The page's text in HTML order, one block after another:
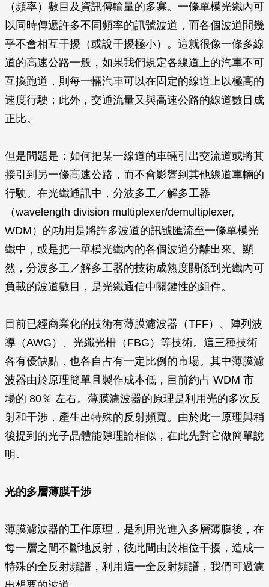
（頻率）數目及資訊傳輸量的多寡。一條單模光纖內可
以同時傳遞許多不同頻率的訊號波道，而各個波道間幾
乎不會相互干擾（或說干擾極小）。這就很像一條多線
道的高速公路一般，如果我們規定各線道上的汽車不可
互換跑道，則每一輛汽車可以在固定的線道上以極高的
速度行駛；此外，交通流量又與高速公路的線道數目成
正比。
但是問題是：如何把某一線道的車輛引出交流道或將其
接引到另一條高速公路，而不會影響到其他線道車輛的
行駛。在光纖通訊中，分波多工／解多工器
（wavelength division multiplexer/demultiplexer,
WDM）的功用是將許多波道的訊號匯流至一條單模光
纖中，或是把一單模光纖內的各個波道分離出來。顯
然，分波多工／解多工器的技術成熟度關係到光纖內可
負載的波道數目，是光纖通信中關鍵性的組件。
目前已經商業化的技術有薄膜濾波器（TFF）、陣列波
導（AWG）、光纖光柵（FBG）等技術。這三種技術
各有優缺點，也各自占有一定比例的市場。其中薄膜濾
波器由於原理簡單且製作成本低，目前約占 WDM 市
場的 80％ 左右。薄膜濾波器的原理是利用光的多次反
射和干涉，產生出特殊的反射頻寬。由於此一原理與稍
後提到的光子晶體能隙理論相似，在此先對它做簡單說
明。
光的多層薄膜干涉
薄膜濾波器的工作原理，是利用光進入多層薄膜後，在
每一層之間不斷地反射，彼此間由於相位干擾，造成一
特殊的全反射頻譜，利用這一全反射頻譜，我們可過濾